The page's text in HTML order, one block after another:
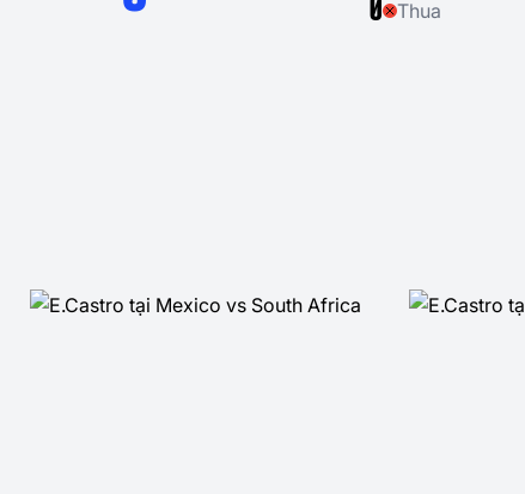
0 Thua